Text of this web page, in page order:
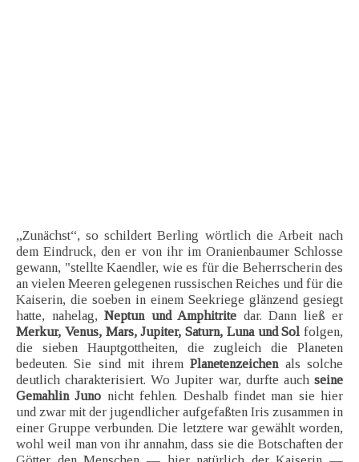
„Zunächst“, so schildert Berling wörtlich die Arbeit nach
dem Eindruck, den er von ihr im Oranienbaumer Schlosse
gewann, "stellte Kaendler, wie es für die Beherrscherin des
an vielen Meeren gelegenen russischen Reiches und für die
Kaiserin, die soeben in einem Seekriege glänzend gesiegt
hatte, nahelag, Neptun und Amphitrite dar. Dann ließ er
Merkur, Venus, Mars, Jupiter, Saturn, Luna und Solfolgen,
die sieben Hauptgottheiten, die zugleich die Planeten
bedeuten. Sie sind mit ihremPlanetenzeichenals solche
deutlich charakterisiert. Wo Jupiter war, durfte auch seine
Gemahlin Juno nicht fehlen. Deshalb findet man sie hier
und zwar mit der jugendlicher aufgefaßten Iris zusammen in
einer Gruppe verbunden. Die letztere war gewählt worden,
wohl weil man von ihr annahm, dass sie die Botschaften der